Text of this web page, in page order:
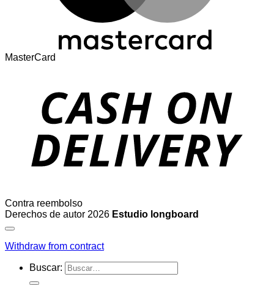
MasterCard
Contra reembolso
Derechos de autor 2026 Estudio longboard
Withdraw from contract
Buscar: